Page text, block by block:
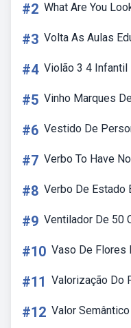
#2 What Are You
#3 Volta As Aulas
#4 Violão 3 4 Infantil
#5 Vinho Marques
#6 Vestido De
#7 Verbo To Have
#8 Verbo De Estado
#9 Ventilador De 50
#10 Vaso De Flores
#11 Valorização Do
#12 Valor